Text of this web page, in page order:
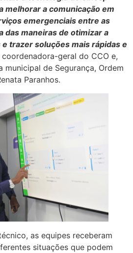
melhorar a comunicação em
emergenciais entre as
das maneiras de otimizar a
trazer soluções mais rápidas e
geral do CCO e,
municipal de Segurança, Ordem
Paranhos.
as equipes receberam
situações que podem